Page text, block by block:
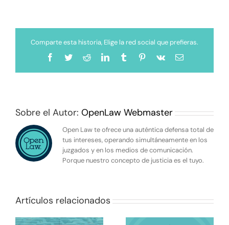
Comparte esta historia, Elige la red social que prefieras.
Facebook
TwitterRedditLinkedInTumblrPinterest
Vk
Correo
Sobre el Autor: OpenLaw Webmaster
Open Law te ofrece una auténtica defensa total de
tus intereses, operando simultáneamente en los
juzgados y en los medios de comunicación.
Porque nuestro concepto de justicia es el tuyo.
Artículos relacionados